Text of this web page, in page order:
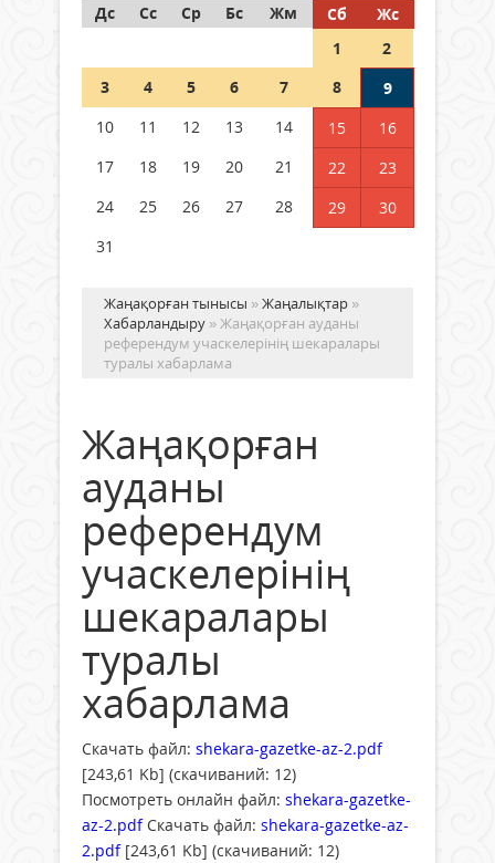
05 тамыз 2026 ж. 159
Шетелде жүрген Қазақстан
азаматтары қалай дауыс бере
Дс
Сс Ср Бс Жм Сб
Жс
1
2
3
4 5 6 7 8
9
10
11 12 13 14 15
16
17
18 19 20 21 22
23
24
25 26 27 28 29
30
31
Жаңақорған тынысы »Жаңалықтар »
Хабарландыру » Жаңақорған ауданы
референдум учаскелерінің шекаралары
туралы хабарлама
Жаңақорған
ауданы
референдум
учаскелерінің
шекаралары
туралы
хабарлама
Скачать файл: shekara-gazetke-az-2.pdf
[243,61 Kb] (cкачиваний: 12)
Посмотреть онлайн файл: shekara-gazetke-
az-2.pdf Скачать файл: shekara-gazetke-az-
2.pdf[243,61 Kb] (cкачиваний: 12)